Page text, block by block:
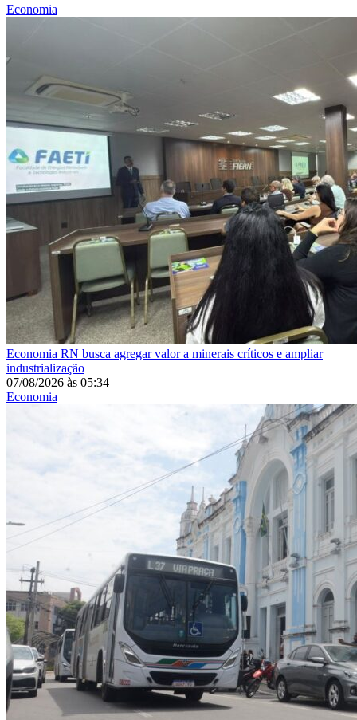
Economia
Economia RN busca agregar valor a minerais críticos e ampliar
industrialização
07/08/2026 às 05:34
Economia